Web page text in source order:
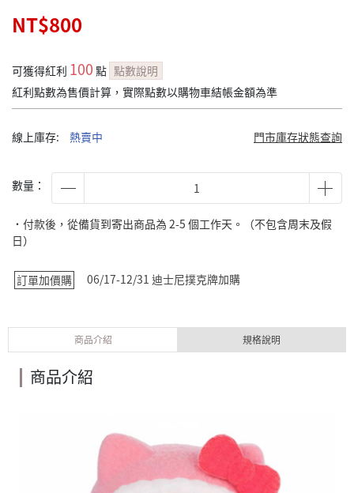
NT$800
可獲得紅利 100 點 點數說明
紅利點數為售價計算，實際點數以購物車結帳金額為準
線上庫存: 熱賣中 門市庫存狀態查詢
數量：
˙付款後，從備貨到寄出商品為 2-5 個工作天。（不包含周末及假
日）
訂單加價購 06/17-12/31 迪士尼撲克牌加購
商品介紹 規格說明
商品介紹